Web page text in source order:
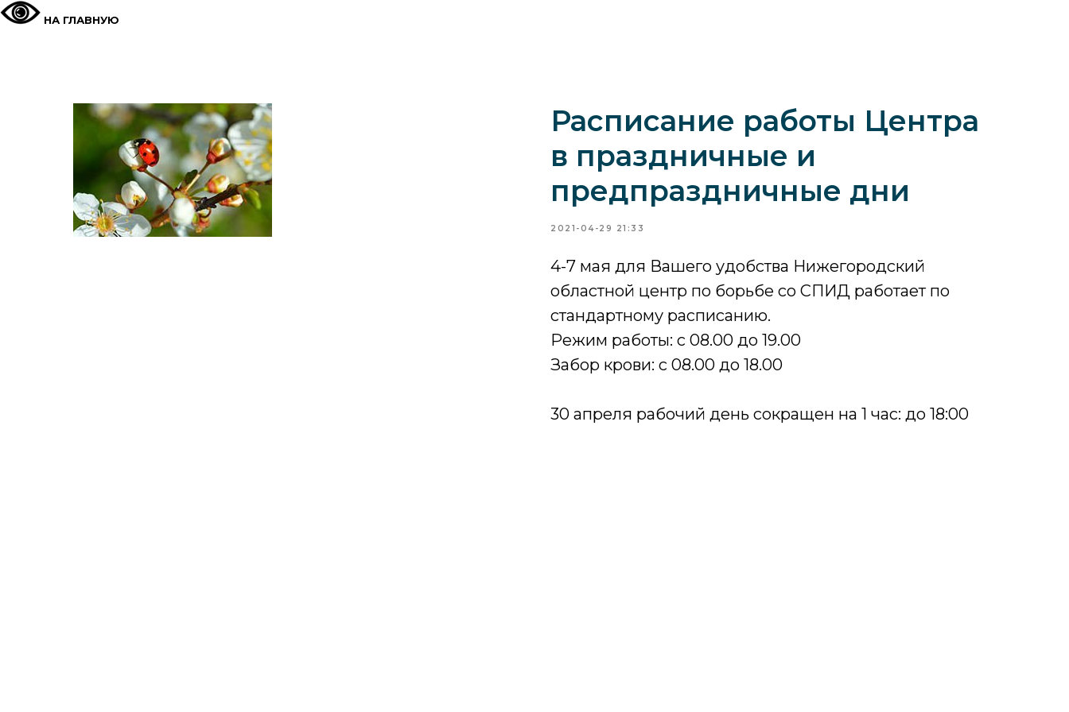
НА ГЛАВНУЮ
Расписание работы Центра
в праздничные и
предпраздничные дни
2021-04-29 21:33
4-7 мая для Вашего удобства Нижегородский
областной центр по борьбе со СПИД работает по
стандартному расписанию.
Режим работы: с 08.00 до 19.00
Забор крови: с 08.00 до 18.00
30 апреля рабочий день сокращен на 1 час: до 18:00